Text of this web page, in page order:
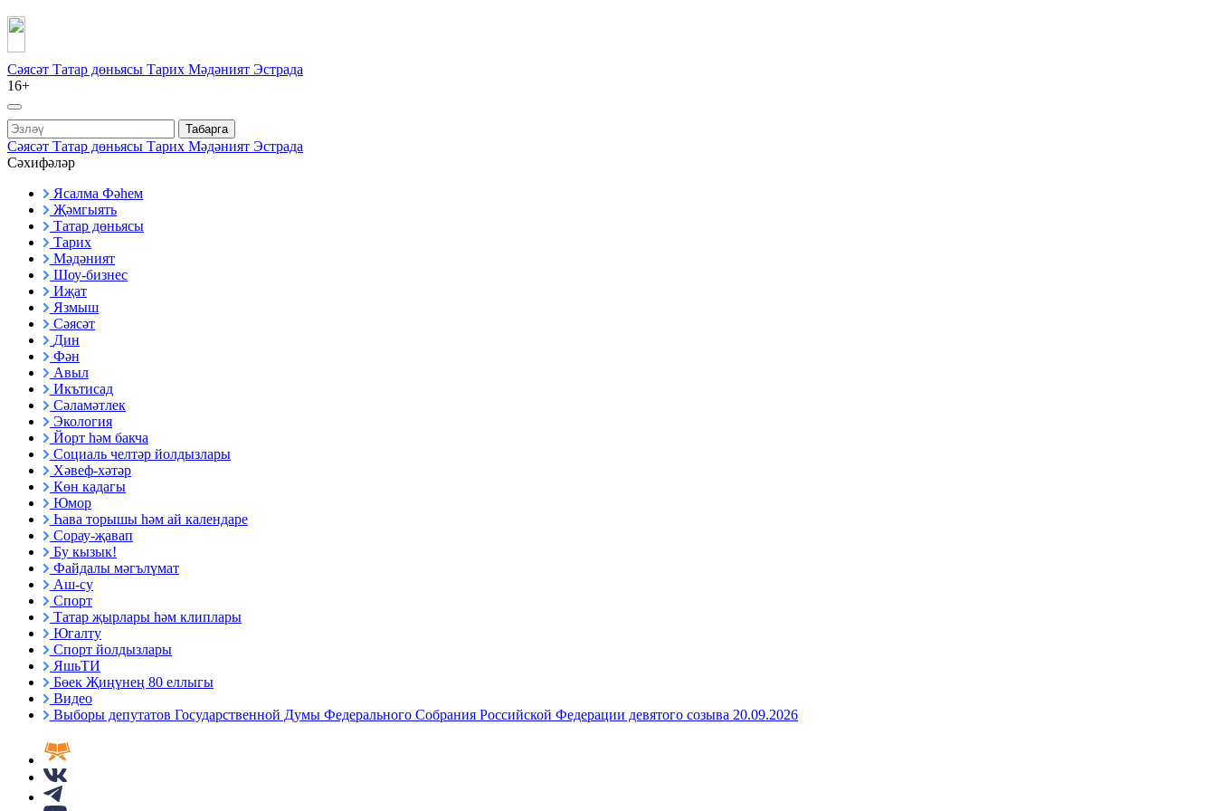
Сәясәт Татар дөньясы Тарих Мәдәният Эстрада
16+
Табарга
Сәясәт Татар дөньясы Тарих Мәдәният Эстрада
Сәхифәләр
Ясалма Фәһем
Җәмгыять
Татар дөньясы
Тарих
Мәдәният
Шоу-бизнес
Иҗат
Язмыш
Сәясәт
Дин
Фән
Авыл
Икътисад
Сәламәтлек
Экология
Йорт һәм бакча
Социаль челтәр йолдызлары
Хәвеф-хәтәр
Көн кадагы
Юмор
Һава торышы һәм ай календаре
Сорау-җавап
Бу кызык!
Файдалы мәгълүмат
Аш-су
Спорт
Татар җырлары һәм клиплары
Югалту
Спорт йолдызлары
ЯшьТИ
Бөек Җиңүнең 80 еллыгы
Видео
Выборы депутатов Государственной Думы Федерального Собрания Российской Федерации девятого созыва 20.09.2026